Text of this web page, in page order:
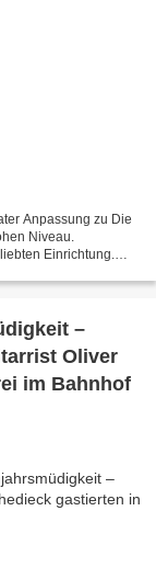
Anpassung zu Die
Niveau.
Einrichtung.
–
Oliver
im Bahnhof